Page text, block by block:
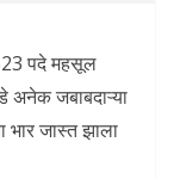
पदे महसूल
अनेक जबाबदाऱ्या
भार जास्त झाला